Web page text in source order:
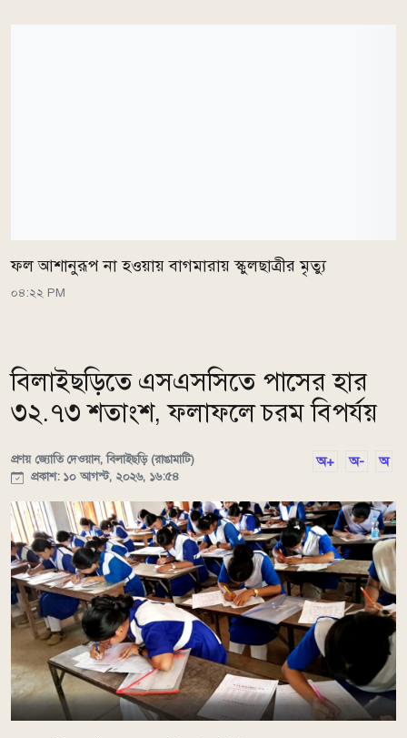
ফল আশানুরূপ না হওয়ায় বাগমারায় স্কুলছাত্রীর মৃত্যু
০৪:২২ PM
বিলাইছড়িতে এসএসসিতে পাসের হার
৩২.৭৩ শতাংশ, ফলাফলে চরম বিপর্যয়
প্রণয় জ্যোতি দেওয়ান, বিলাইছড়ি (রাঙামাটি)
প্রকাশ: ১০ আগস্ট, ২০২৬, ১৬:৫৪
অ+ অ- অ